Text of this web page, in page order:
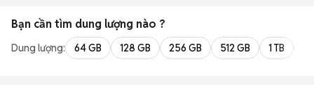
Bạn cần tìm dung lượng nào ?
Dung lượng: 64 GB 128 GB 256 GB 512 GB 1 TB